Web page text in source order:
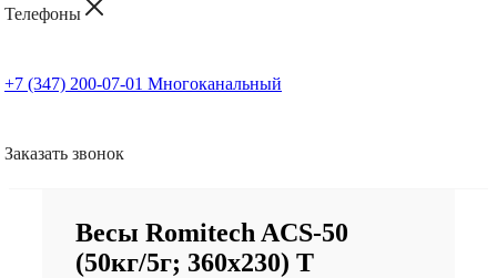
Телефоны
+7 (347) 200-07-01 Многоканальный
Заказать звонок
Весы Romitech ACS-50
(50кг/5г; 360х230) Т